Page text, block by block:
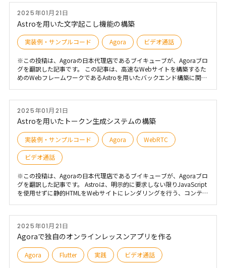
にクラウド録画を追加します。
2025年01月21日
Astroを用いた文字起こし機能の構築
実装例・サンプルコード Agora ビデオ通話
※この投稿は、Agoraの日本代理店であるブイキューブが、Agoraブロ
グを翻訳した記事です。 この記事は、高速なWebサイトを構築するた
めのWebフレームワークであるAstroを用いたバックエンド構築に関す
2025年01月21日
Astroを用いたトークン生成システムの構築
実装例・サンプルコード Agora WebRTC
ビデオ通話
※この投稿は、Agoraの日本代理店であるブイキューブが、Agoraブロ
グを翻訳した記事です。 Astroは、明示的に要求しない限りJavaScript
を使用せずに静的HTMLをWebサイトにレンダリングを行う、コンテン
は、Agoraビデオ通話用のバックエンドトークン生成システムを構築
します。 Astroを用いたビデオ通話アプリのフロントエンド構築につい
ては、以下の記事を参照ください。 話題の最新フロントエンドフレー
2025年01月21日
Agoraで独自のオンラインレッスンアプリを作る
Agora Flutter 実践 ビデオ通話